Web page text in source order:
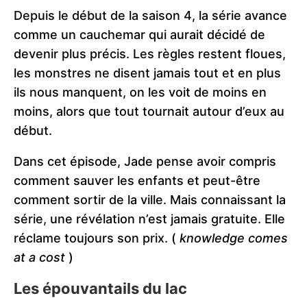
Depuis le début de la saison 4, la série avance
comme un cauchemar qui aurait décidé de
devenir plus précis. Les règles restent floues,
les monstres ne disent jamais tout et en plus
ils nous manquent, on les voit de moins en
moins, alors que tout tournait autour d’eux au
début.
Dans cet épisode, Jade pense avoir compris
comment sauver les enfants et peut-être
comment sortir de la ville. Mais connaissant la
série, une révélation n’est jamais gratuite. Elle
réclame toujours son prix. ( knowledge comes
at a cost )
Les épouvantails du lac